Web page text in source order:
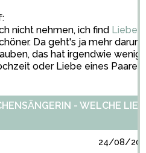
nicht nehmen, ich find
Da geht's ja mehr darum
das hat irgendwie
oder Liebe eines Paares
- WELCHE
24/08/